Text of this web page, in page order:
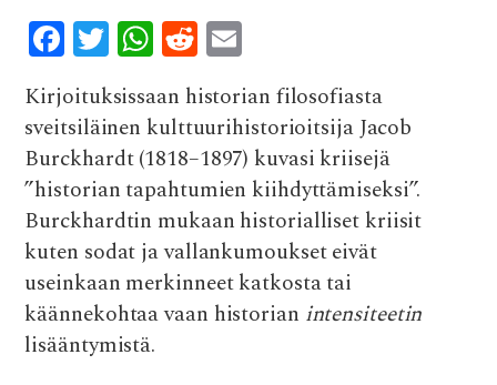
F
ac
e
b
o
o
k
T
w
it
te
r
W
h
at
s
A
p
p
R
e
d
di
t
m
ai
l
Kirjoituksissaan historian filosofiasta
sveitsiläinen kulttuurihistorioitsija Jacob
Burckhardt (1818–1897) kuvasi kriisejä
”historian tapahtumien kiihdyttämiseksi”.
Burckhardtin mukaan historialliset kriisit
kuten sodat ja vallankumoukset eivät
useinkaan merkinneet katkosta tai
käännekohtaa vaan historian intensiteetin
lisääntymistä.